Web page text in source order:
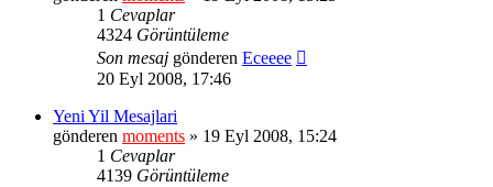
1 Cevaplar
4324 Görüntüleme
Son mesaj gönderen Eceeee
20 Eyl 2008, 17:46
Yeni Yil Mesajlari
gönderen moments » 19 Eyl 2008, 15:24
1 Cevaplar
4139 Görüntüleme